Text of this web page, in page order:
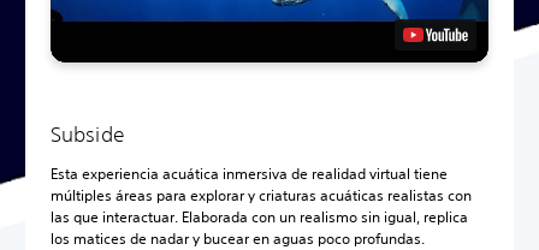
Subside
Esta experiencia acuática inmersiva de realidad virtual tiene
múltiples áreas para explorar y criaturas acuáticas realistas con
las que interactuar. Elaborada con un realismo sin igual, replica
los matices de nadar y bucear en aguas poco profundas.